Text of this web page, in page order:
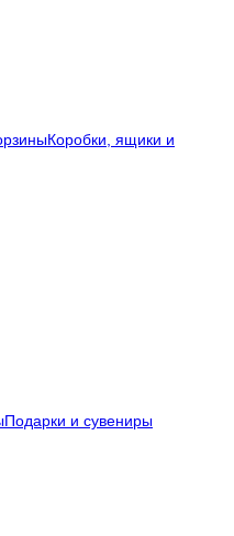
Коробки, ящики и
Подарки и сувениры